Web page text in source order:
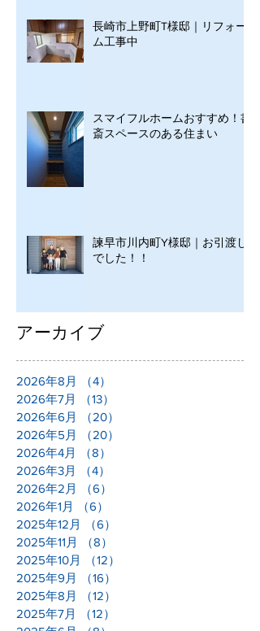
長崎市上野町T様邸｜リフォー
ム工事中
スマイフルホームおすすめ！書
斎スペースのある住まい
諫早市川内町Y様邸｜お引渡し
でした！！
アーカイブ
2026年8月 （4）
2026年7月
（13）
2026年6月
（20）
2026年5月
（20）
2026年4月
（8）
2026年3月
（4）
2026年2月
（6）
2026年1月
（6）
2025年12月
（6）
2025年11月
（8）
2025年10月
（12）
2025年9月
（16）
2025年8月
（12）
2025年7月
（12）